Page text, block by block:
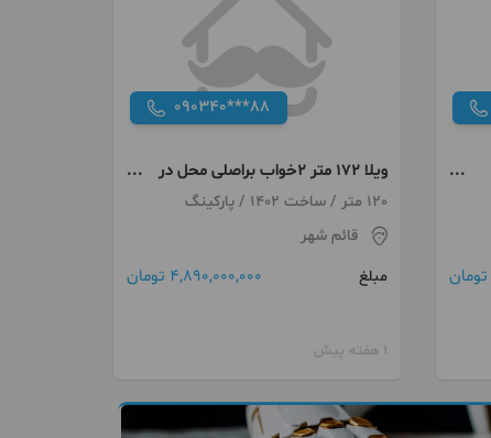
090340***88
ویلا ۱۷۲ متر ۲خواب براصلی محل در
ابتدا جاده نظامی
120 متر / ساخت 1402 / پارکینگ
قائم شهر
مبلغ
4,890,000,000 تومان
1 هفته پیش